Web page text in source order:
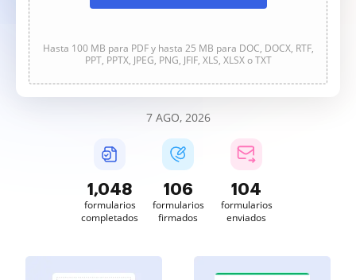
Hasta 100 MB para PDF y hasta 25 MB para DOC, DOCX, RTF,
PPT, PPTX, JPEG, PNG, JFIF, XLS, XLSX o TXT
7 AGO, 2026
1,048
formularios
completados
106
formularios
firmados
104
formularios
enviados